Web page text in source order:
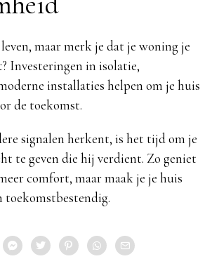
maar merk je dat je woning je
Investeringen in isolatie,
installaties helpen om je huis
de toekomst.
signalen herkent, is het tijd om je
te geven die hij verdient. Zo geniet
comfort, maar maak je je huis
toekomstbestendig.